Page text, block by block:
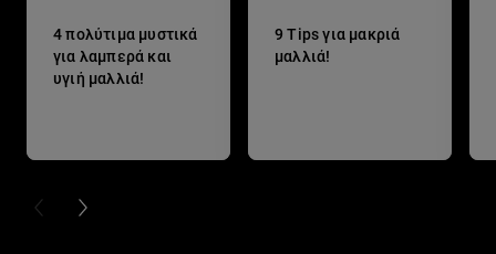
4 πολύτιμα μυστικά
για λαμπερά και
υγιή μαλλιά!
9 Tips για μακριά
μαλλιά!
PREVIOUS CARD
NEXT CARD